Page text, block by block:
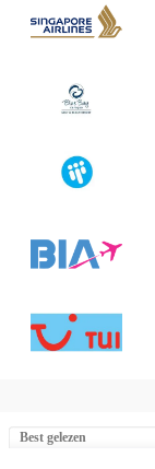
Best gelezen